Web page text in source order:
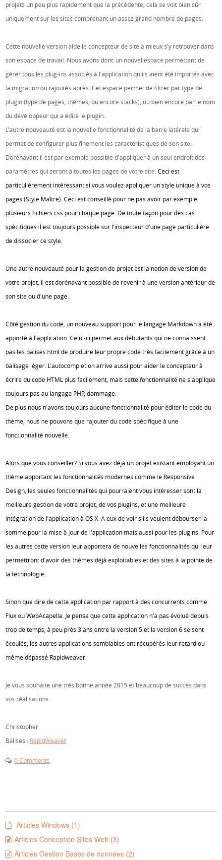
projets un peu plus rapidement que la précédente, cela se voit bien sûr
uniquement sur les sites comprenant un assez grand nombre de pages.
Cette nouvelle version aide le concepteur de site à mieux s'y retrouver dans
son espace de travail. Nous avons donc un nouvel espace permettant de
gérer tous les plug-ins associés à l'application qu'ils aient été importés avec
la migration ou rajoutés après. Cet espace permet de filtrer par type de
plugin (type de pages, thèmes, ou encore stacks), ou bien encore par le nom
du développeur qui a édité le plugin.
L'autre nouveauté est la nouvelle fonctionnalité de la barre latérale qui
permet de configurer plus finement les caractéristiques de son site.
Dorénavant il est par exemple possible d'appliquer à un seul endroit des
paramètres qui seront à toutes les pages de votre site. Ceci est
particulièrement intéressant si vous voulez appliquer un style unique à vos
pages (Style Maître). Ceci est conseillé pour ne pas avoir par exemple
plusieurs fichiers css pour chaque page. De toute façon pour des cas
spécifiques il est toujours possible sur l'inspecteur d'une page particulière
de dissocier ce style.
Une autre nouveauté pour la gestion de projet est la notion de version de
votre projet, il est dorénavant possible de revenir à une version antérieur de
son site ou d'une page.
Côté gestion du code, un nouveau support pour le langage Markdown a été
apporté à l'application. Celui-ci permet aux débutants qui ne connaissent
pas les balises html de produire leur propre code très facilement grâce à un
balisage léger. L'autocompletion arrive aussi pour aider le concepteur à
écrire du code HTML plus facilement, mais cette fonctionnalité ne s'applique
toujours pas au langage PHP, dommage.
De plus nous n'avons toujours aucune fonctionnalité pour éditer le code du
thème, nous ne pouvons que rajouter du code spécifique à une
fonctionnalité nouvelle.
Alors que vous conseiller? Si vous avez déjà un projet existant employant un
thème apportant les fonctionnalités modernes comme le Responsive
Design, les seules fonctionnalités qui pourraient vous intéresser sont la
meilleure gestion de votre projet, de vos plugins, et une meilleure
intégration de l'application à OS X. A eux de voir s'ils veulent débourser la
somme pour la mise à jour de l'application mais aussi pour les plugins. Pour
les autres cette version leur apportera de nouvelles fonctionnalités qui leur
permettront d'avoir des thèmes déjà exploitables et des sites à la pointe de
la technologie.
Sinon que dire de cette application par rapport à des concurrents comme
Flux ou WebAcapella. Je pense que cette application n'a pas évolué depuis
trop de temps, à peu près 3 ans entre la version 5 et la version 6 se sont
écoulés, les autres applications semblables ont récupérés leur retard ou
même dépassé Rapidweaver.
Je vous souhaite une très bonne année 2015 et beaucoup de succès dans
vos réalisations.
Christopher
Balises : RapidWeaver
0 Comments
Articles Windows (1)
Articles Conception Sites Web (3)
Articles Gestion Bases de données (2)